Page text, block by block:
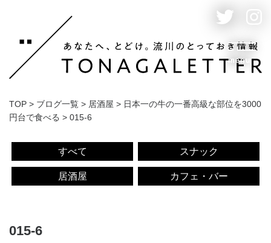
menu
TOP > ブログ一覧 > 居酒屋 > 日本一の牛の一番高級な部位を3000
円台で食べる > 015-6
すべて スナック
居酒屋 カフェ・バー
015-6